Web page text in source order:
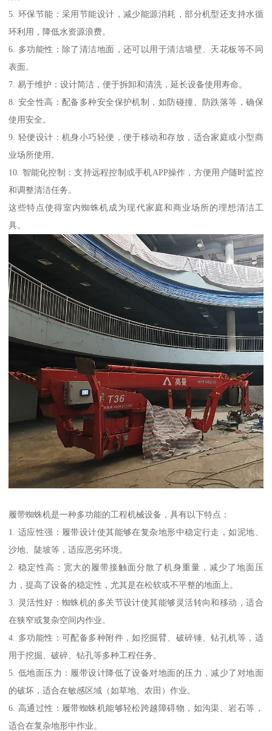
5. 环保节能：采用节能设计，减少能源消耗，部分机型还支持水循
环利用，降低水资源浪费。
6. 多功能性：除了清洁地面，还可以用于清洁墙壁、天花板等不同
表面。
7. 易于维护：设计简洁，便于拆卸和清洗，延长设备使用寿命。
8. 安全性高：配备多种安全保护机制，如防碰撞、防跌落等，确保
使用安全。
9. 轻便设计：机身小巧轻便，便于移动和存放，适合家庭或小型商
业场所使用。
10. 智能化控制：支持远程控制或手机APP操作，方便用户随时监控
和调整清洁任务。
这些特点使得室内蜘蛛机成为现代家庭和商业场所的理想清洁工
具。
履带蜘蛛机是一种多功能的工程机械设备，具有以下特点：
1. 适应性强：履带设计使其能够在复杂地形中稳定行走，如泥地、
沙地、陡坡等，适应恶劣环境。
2. 稳定性高：宽大的履带接触面分散了机身重量，减少了地面压
力，提高了设备的稳定性，尤其是在松软或不平整的地面上。
3. 灵活性好：蜘蛛机的多关节设计使其能够灵活转向和移动，适合
在狭窄或复杂空间内作业。
4. 多功能性：可配备多种附件，如挖掘臂、破碎锤、钻孔机等，适
用于挖掘、破碎、钻孔等多种工程任务。
5. 低地面压力：履带设计降低了设备对地面的压力，减少了对地面
的破坏，适合在敏感区域（如草地、农田）作业。
6. 高通过性：履带蜘蛛机能够轻松跨越障碍物，如沟渠、岩石等，
适合在复杂地形中作业。